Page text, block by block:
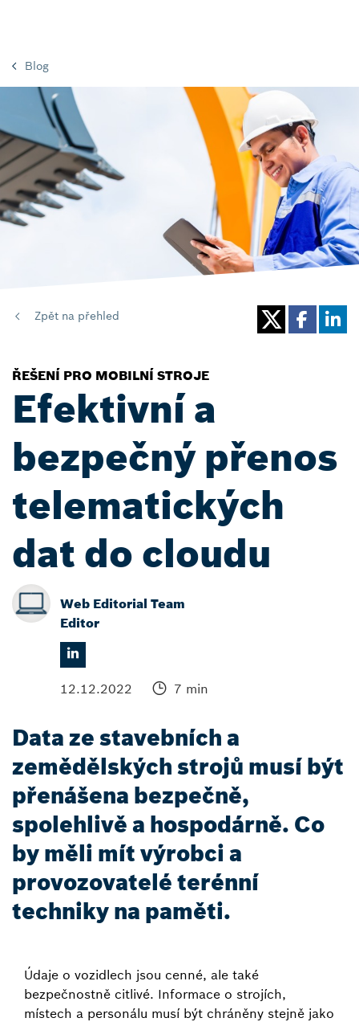
Blog
Zpět na přehled
ŘEŠENÍ PRO MOBILNÍ STROJE
Efektivní a
bezpečný přenos
telematických
dat do cloudu
Web Editorial Team
Editor
12.12.2022 7 min
Data ze stavebních a
zemědělských strojů musí být
přenášena bezpečně,
spolehlivě a hospodárně. Co
by měli mít výrobci a
provozovatelé terénní
techniky na paměti.
Údaje o vozidlech jsou cenné, ale také
bezpečnostně citlivé. Informace o strojích,
místech a personálu musí být chráněny stejně jako